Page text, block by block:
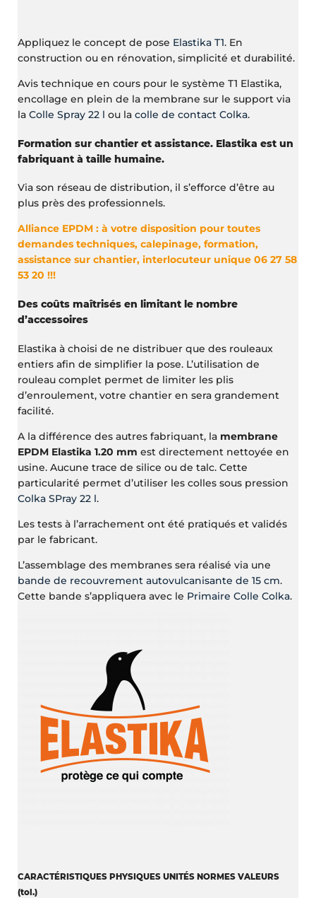
Appliquez le concept de pose Elastika T1. En
construction ou en rénovation, simplicité et durabilité.
Avis technique en cours pour le système T1 Elastika,
encollage en plein de la membrane sur le support via
laColle Spray 22 l ou lacolle de contact Colka.
Formation sur chantier et assistance. Elastika est un
fabriquant à taille humaine.
Via son réseau de distribution, il s’efforce d’être au
plus près des professionnels.
Alliance EPDM : à votre disposition pour toutes
demandes techniques, calepinage, formation,
assistance sur chantier, interlocuteur unique 06 27 58
53 20 !!!
Des coûts maîtrisés en limitant le nombre
d’accessoires
Elastika à choisi de ne distribuer que des rouleaux
entiers afin de simplifier la pose. L’utilisation de
rouleau complet permet de limiter les plis
d’enroulement, votre chantier en sera grandement
facilité.
A la différence des autres fabriquant, la membrane
EPDM Elastika 1.20 mm est directement nettoyée en
usine. Aucune trace de silice ou de talc. Cette
particularité permet d’utiliser les colles sous pression
Colka SPray 22 l.
Les tests à l’arrachement ont été pratiqués et validés
par le fabricant.
L’assemblage des membranes sera réalisé via une
bande de recouvrement autovulcanisante de 15 cm.
Cette bande s’appliquera avec le Primaire Colle Colka.
CARACTÉRISTIQUES PHYSIQUES UNITÉS NORMES VALEURS
(tol.)